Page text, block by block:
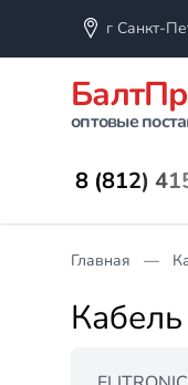
г Санкт-
оптовые
8 (812)
Главная